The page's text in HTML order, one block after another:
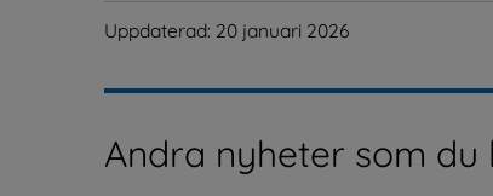
Uppdaterad: 20 januari 2026
Andra nyheter som